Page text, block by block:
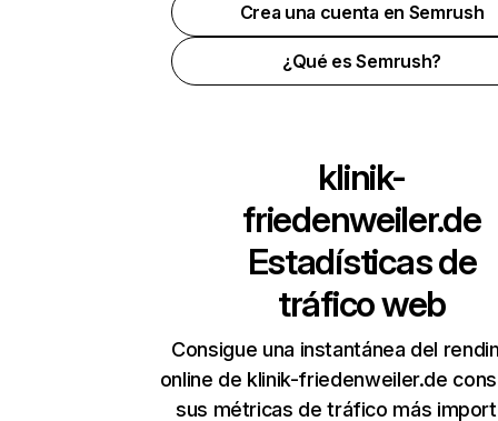
Crea una cuenta en Semrush
¿Qué es Semrush?
klinik-
friedenweiler.de
Estadísticas de
tráfico web
Consigue una instantánea del
online de klinik-friedenweiler.de
sus métricas de tráfico más